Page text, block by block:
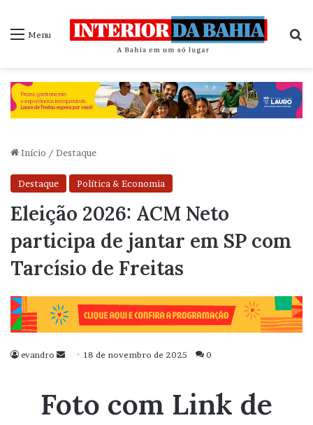
Menu
Início / Destaque
Destaque Política & Economia
Eleição 2026: ACM Neto
participa de jantar em SP com
Tarcísio de Freitas
evandro
Mande
mail
18 de novembro de 2025 0
Foto com Link de